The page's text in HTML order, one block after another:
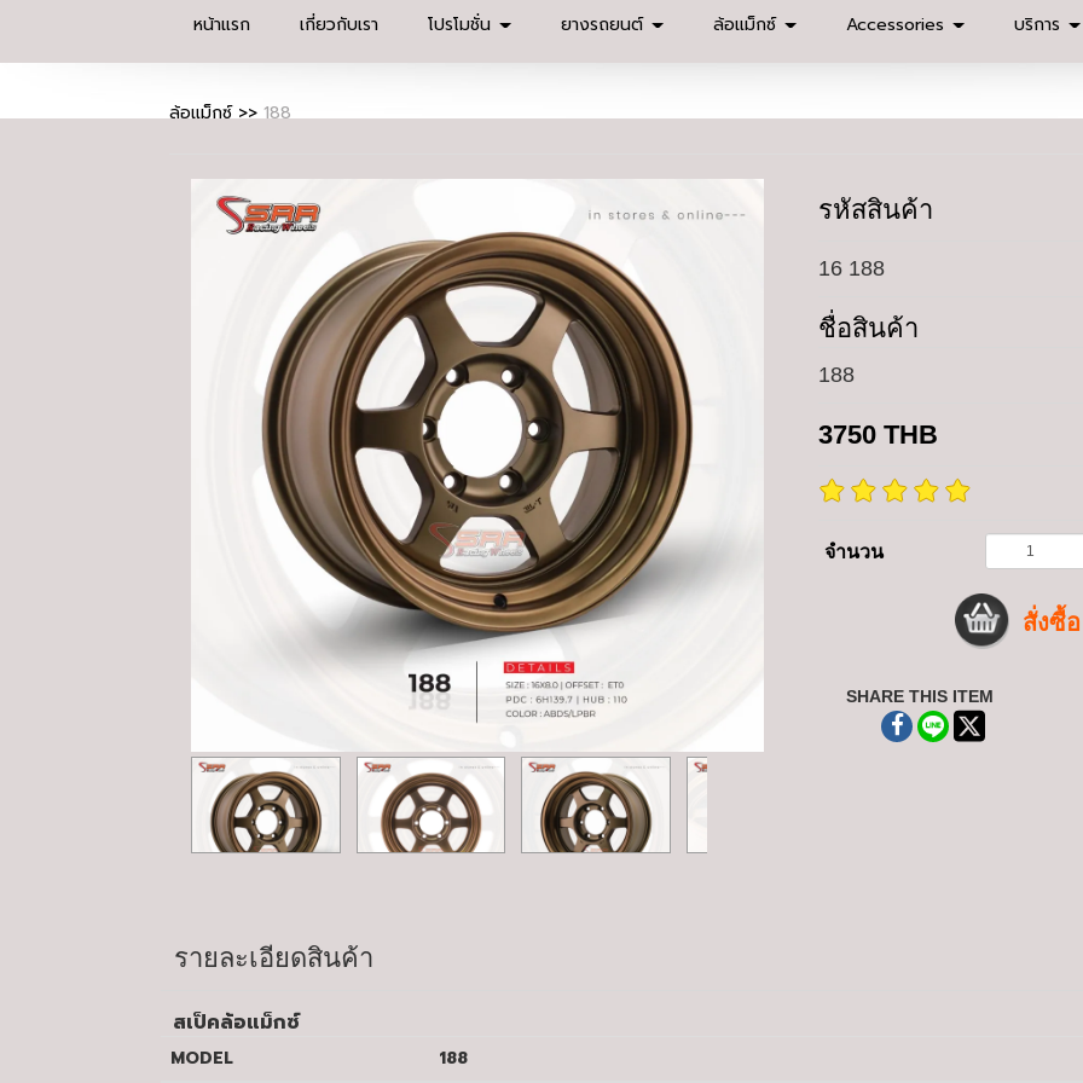
หน้าแรก เกี่ยวกับเรา โปรโมชั่น ยางรถยนต์ ล้อแม็กซ์ Accessories บริการ
ล้อแม็กซ์>>188
รหัสสินค้า
16 188
ชื่อสินค้า
188
3750 THB
จำนวน
สั่งซื้อ
SHARE THIS ITEM
รายละเอียดสินค้า
สเป็คล้อแม็กซ์
MODEL 188